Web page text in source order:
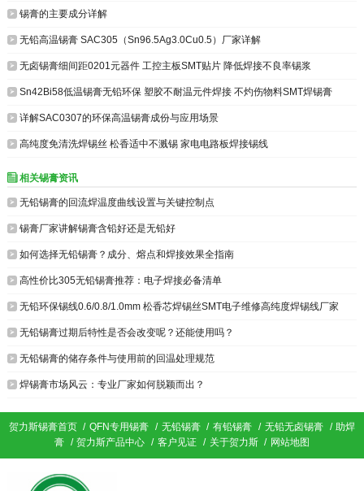
 锡膏的主要成分详解
 无铅高温锡膏 SAC305（Sn96.5Ag3.0Cu0.5）厂家详解
 无卤锡膏细间距0201元器件 工控主板SMT贴片 降低焊接不良率锡浆
 Sn42Bi58低温锡膏无铅环保 塑胶不耐温元件焊接 不灼伤物料SMT焊锡膏
 详解SAC0307的环保高温锡膏成份与应用场景
 高纯度免清洗焊锡丝 松香适中不溅锡 家电电路板焊接锡线
相关锡膏资讯
无铅锡膏的回流焊温度曲线设置与关键控制点
锡膏厂家讲解锡膏含铅好还是无铅好
如何选择无铅锡膏？成分、熔点和焊接效果全指南
高性价比305无铅锡膏推荐：电子焊接必备清单
无铅环保锡线0.6/0.8/1.0mm 松香芯焊锡丝SMT电子维修高纯度焊锡线厂家
无铅锡膏过期后特性是否会改变呢？还能使用吗？
无铅锡膏的储存条件与使用前的回温处理规范
焊锡膏市场风云：专业厂家如何脱颖而出？
贺力斯锡膏首页 / QFN专用锡膏 / 无铅锡膏 / 有铅锡膏 / 无铅无卤锡膏 / 助焊
膏 / 贺力斯产品中心 / 客户见证 / 关于贺力斯 / 网站地图